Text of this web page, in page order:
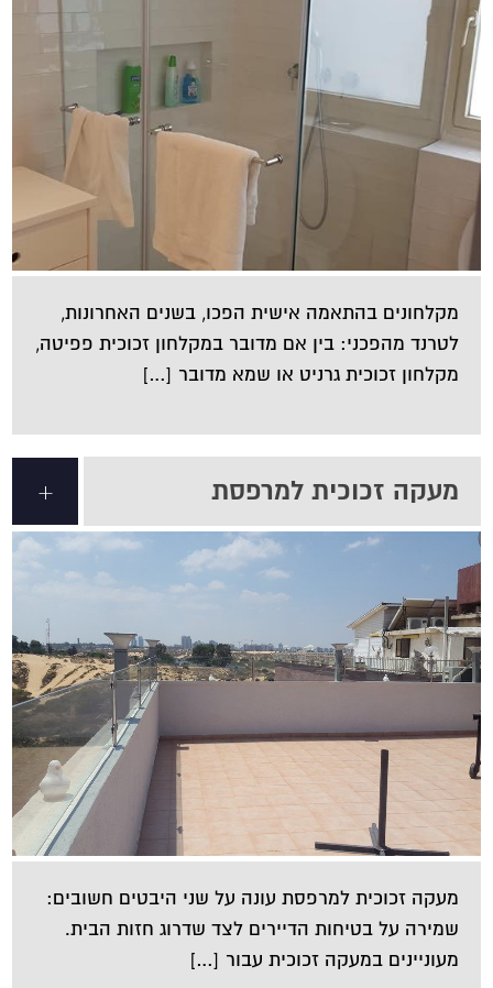
מקלחונים בהתאמה אישית הפכו, בשנים האחרונות,
לטרנד מהפכני: בין אם מדובר במקלחון זכוכית פפיטה,
מקלחון זכוכית גרניט או שמא מדובר […]
מעקה זכוכית למרפסת +
מעקה זכוכית למרפסת עונה על שני היבטים חשובים:
שמירה על בטיחות הדיירים לצד שדרוג חזות הבית.
מעוניינים במעקה זכוכית עבור […]